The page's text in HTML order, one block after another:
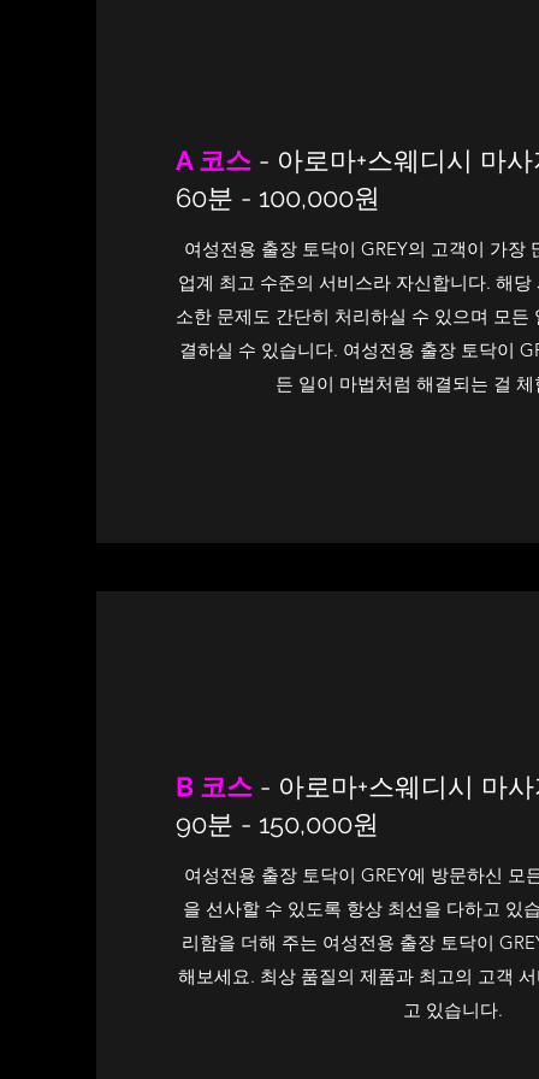
A 코스 - 아로마+스웨디시 마
60분 - 100,000원
여성전용 출장 토닥이 GREY의 고객이 가장
업계 최고 수준의 서비스라 자신합니다. 해
소한 문제도 간단히 처리하실 수 있으며 모든
결하실 수 있습니다. 여성전용 출장 토닥이
든 일이 마법처럼 해결되는 걸
B 코스 - 아로마+스웨디시 마
90분 - 150,000원
여성전용 출장 토닥이 GREY에 방문하신 모
을 선사할 수 있도록 항상 최선을 다하고 있
리함을 더해 주는 여성전용 출장 토닥이
해보세요. 최상 품질의 제품과 최고의 고객
고 있습니다.